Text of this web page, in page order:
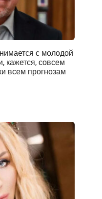
с молодой
кажется, совсем
всем прогнозам